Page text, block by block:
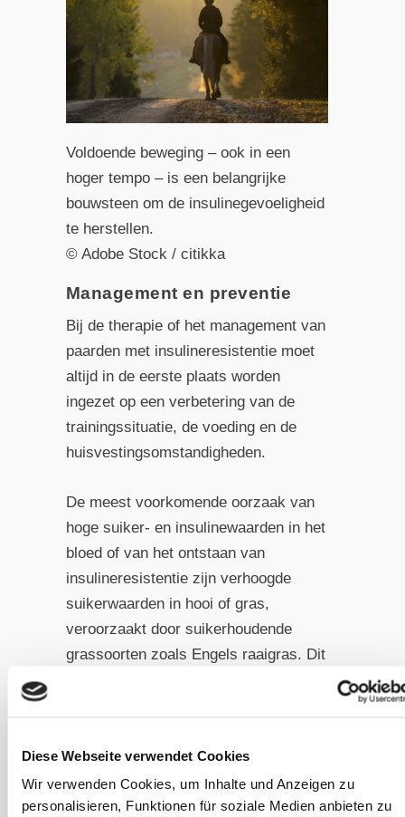
Diese Webseite verwendet Cookies
Wir verwenden Cookies, um Inhalte und Anzeigen zu
personalisieren, Funktionen für soziale Medien anbieten zu
Voldoende beweging – ook in een
hoger tempo – is een belangrijke
bouwsteen om de insulinegevoeligheid
te herstellen.
© Adobe Stock / citikka
Management en preventie
Bij de therapie of het management van
paarden met insulineresistentie moet
altijd in de eerste plaats worden
ingezet op een verbetering van de
trainingssituatie, de voeding en de
huisvestingsomstandigheden.
De meest voorkomende oorzaak van
hoge suiker- en insulinewaarden in het
bloed of van het ontstaan van
insulineresistentie zijn verhoogde
suikerwaarden in hooi of gras,
veroorzaakt door suikerhoudende
grassoorten zoals Engels raaigras. Dit
wordt het ontstaan van
insulineresistentie nog verder
versneld.